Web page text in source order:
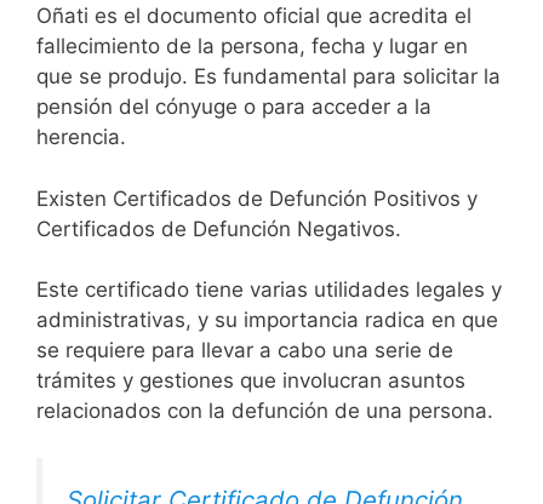
Oñati es el documento oficial que acredita el
fallecimiento de la persona, fecha y lugar en
que se produjo. Es fundamental para solicitar la
pensión del cónyuge o para acceder a la
herencia.
Existen Certificados de Defunción Positivos y
Certificados de Defunción Negativos.
Este certificado tiene varias utilidades legales y
administrativas, y su importancia radica en que
se requiere para llevar a cabo una serie de
trámites y gestiones que involucran asuntos
relacionados con la defunción de una persona.